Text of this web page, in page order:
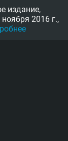
издание,
ноября 2016 г.,